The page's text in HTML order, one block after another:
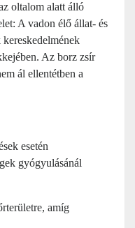
oltalom alatt álló
A vadon élő állat- és
Az borz zsír
ál ellentétben a
esetén
gyógyulásánál
amíg